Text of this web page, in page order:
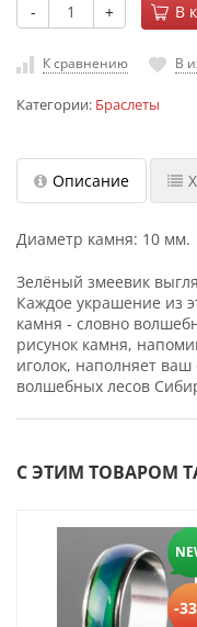
- + В
К сравнению В
Категории: Браслеты
Описание
Диаметр камня: 10 мм.
Зелёный змеевик
Каждое украшение из
камня - словно
рисунок камня,
иголок, наполняет
волшебных лесов
С ЭТИМ ТОВАРОМ
-